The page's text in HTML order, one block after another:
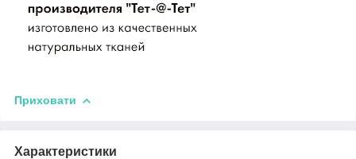
Приховати
Характеристики